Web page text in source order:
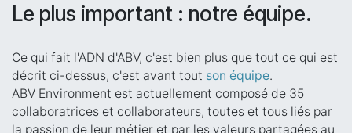
Le plus important : notre équipe.
Ce qui fait l'ADN d'ABV, c'est bien plus que tout ce qui est
décrit ci-dessus, c'est avant tout son équipe.
ABV Environment est actuellement composé de 35
collaboratrices et collaborateurs, toutes et tous liés par
la passion de leur métier et par les valeurs partagées au